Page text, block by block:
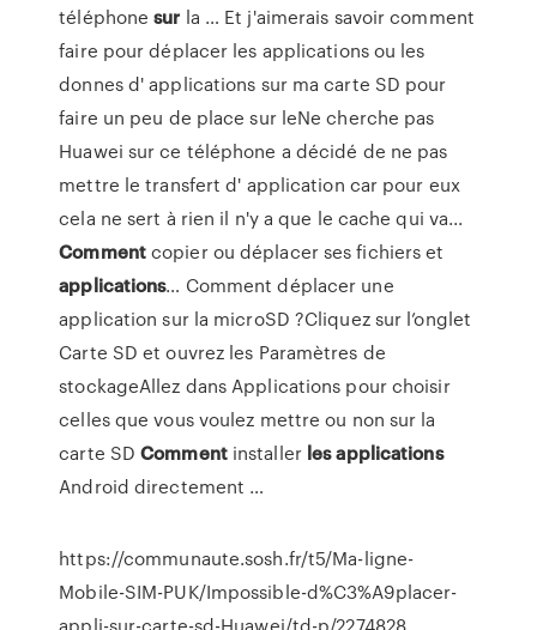
téléphonesur la … Et j'aimerais savoir comment
faire pour déplacer les applications ou les
donnes d' applications sur ma carte SD pour
faire un peu de place sur leNe cherche pas
Huawei sur ce téléphone a décidé de ne pas
mettre le transfert d' application car pour eux
cela ne sert à rien il n'y a que le cache qui va...
Commentcopier ou déplacer ses fichiers et
applications… Comment déplacer une
application sur la microSD ?Cliquez sur l’onglet
Carte SD et ouvrez les Paramètres de
stockageAllez dans Applications pour choisir
celles que vous voulez mettre ou non sur la
carte SDCommentinstaller lesapplications
Android directement …
https://communaute.sosh.fr/t5/Ma-ligne-
Mobile-SIM-PUK/Impossible-d%C3%A9placer-
appli-sur-carte-sd-Huawei/td-p/2274828